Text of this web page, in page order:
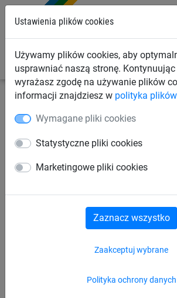
Ustawienia plików cookies
Używamy plików cookies, aby
usprawniać naszą stronę.
wyrażasz zgodę na używanie plików
informacji znajdziesz w polityka
Wymagane pliki cookies
Statystyczne pliki cookies
Marketingowe pliki cookies
Polityka ochrony danych
Zaakceptuj wybrane
Zaznacz wszystko
Akcesoria
Pas napinający, z
zaciskową (55 cm)